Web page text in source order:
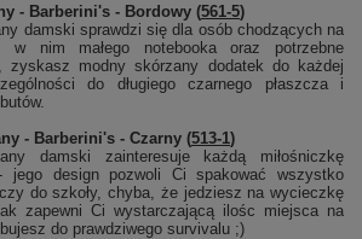
- Barberini's - Bordowy (561-5)
damski sprawdzi się dla osób chodzących na
w nim małego notebooka oraz potrzebne
zyskasz modny skórzany dodatek do każdej
do długiego czarnego płaszcza i
- Barberini's - Czarny (513-1)
damski zainteresuje każdą miłośniczkę
jego design pozwoli Ci spakować wszystko
do szkoły, chyba, że jedziesz na wycieczkę
zapewni Ci wystarczającą ilośc miejsca na
do prawdziwego survivalu ;)